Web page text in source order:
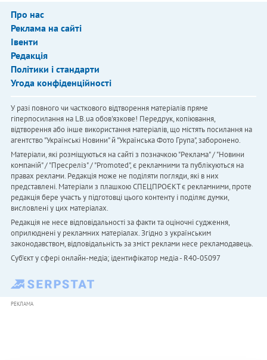
Про нас
Реклама на сайті
Івенти
Редакція
Політики і стандарти
Угода конфіденційності
У разі повного чи часткового відтворення матеріалів пряме
гіперпосилання на LB.ua обов'язкове! Передрук, копіювання,
відтворення або інше використання матеріалів, що містять посилання на
агентство "Українськi Новини" й "Українська Фото Група", заборонено.
Матеріали, які розміщуються на сайті з позначкою "Реклама" / "Новини
компаній" / "Пресреліз" / "Promoted", є рекламними та публікуються на
правах реклами. Редакція може не поділяти погляди, які в них
представлені. Матеріали з плашкою СПЕЦПРОЄКТ є рекламними, проте
редакція бере участь у підготовці цього контенту і поділяє думки,
висловлені у цих матеріалах.
Редакція не несе відповідальності за факти та оціночні судження,
оприлюднені у рекламних матеріалах. Згідно з українським
законодавством, відповідальність за зміст реклами несе рекламодавець.
Cуб'єкт у сфері онлайн-медіа; ідентифікатор медіа - R40-05097
РЕКЛАМА